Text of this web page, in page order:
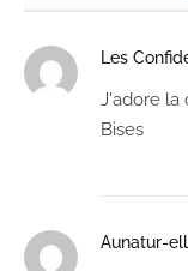
Les
J'adore la
Bises
Aunatur-